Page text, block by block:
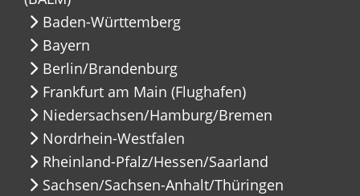
Baden-Württemberg
Bayern
Berlin/Brandenburg
Frankfurt am Main (Flughafen)
Niedersachsen/Hamburg/Bremen
Nordrhein-Westfalen
Rheinland-Pfalz/Hessen/Saarland
Sachsen/Sachsen-Anhalt/Thüringen